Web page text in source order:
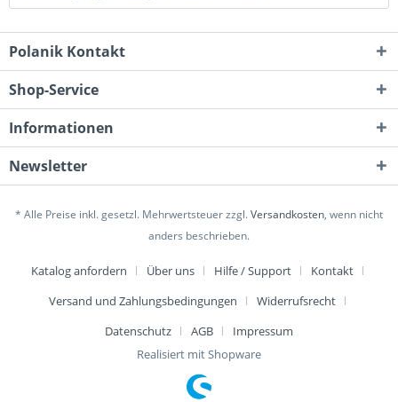
Polanik Kontakt
Shop-Service
Informationen
Newsletter
* Alle Preise inkl. gesetzl. Mehrwertsteuer zzgl.Versandkosten, wenn nicht
anders beschrieben.
Katalog anfordern Über uns Hilfe / Support
Kontakt
Versand und Zahlungsbedingungen
Widerrufsrecht
Datenschutz
AGB
Impressum
Realisiert mit Shopware